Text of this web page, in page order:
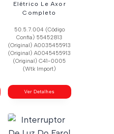
Elétrico Le Axor
Completo
50.5.7.004 (Código
Confia) 55452813
(Original) A0035455913
(Original) A0045455913
(Original) C41-0005
(Wtk Import)
Ver Detalhes